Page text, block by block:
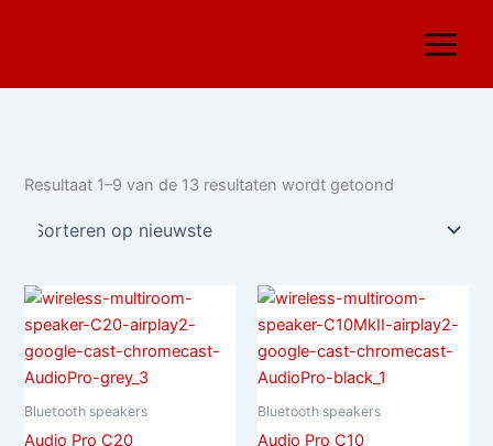
inhoud
Resultaat 1–9 van de 13 resultaten wordt getoond
nieuwste
Bluetooth speakers
Audio Pro C20
Bluetooth speakers
Audio Pro C10